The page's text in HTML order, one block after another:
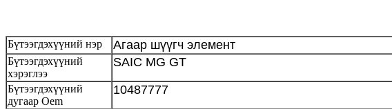
Бүтээгдэхүүний нэр Агаар шүүгч элемент
Бүтээгдэхүүний
хэрэглээ
SAIC MG GT
Бүтээгдэхүүний
дугаар Oem
10487777